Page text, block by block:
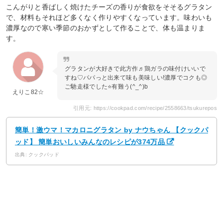
こんがりと香ばしく焼けたチーズの香りが食欲をそそるグラタン
で、材料もそれほど多くなく作りやすくなっています。味わいも
濃厚なので寒い季節のおかずとして作ることで、体も温まりま
す。
えりこ82☆
グラタンが大好きで此方作♬鶏ガラの味付けいいで
すね♡パパっと出来て味も美味しい!濃厚でコクも◎
ご馳走様でした⭐有難う(^_^)b
引用元: https://cookpad.com/recipe/2558663/tsukurepos
簡単！激ウマ！マカロニグラタン by ナウちゃん 【クックパ
ッド】 簡単おいしいみんなのレシピが374万品
出典: クックパッド